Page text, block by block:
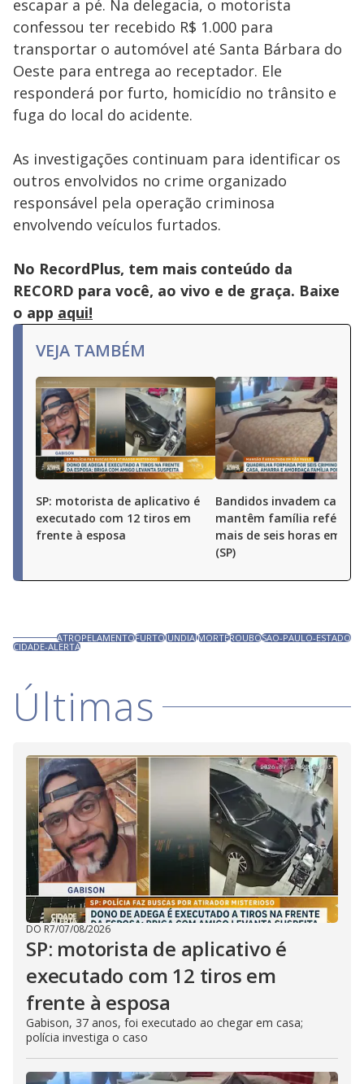
escapar a pé. Na delegacia, o motorista
confessou ter recebido R$ 1.000 para
transportar o automóvel até Santa Bárbara do
Oeste para entrega ao receptador. Ele
responderá por furto, homicídio no trânsito e
fuga do local do acidente.
As investigações continuam para identificar os
outros envolvidos no crime organizado
responsável pela operação criminosa
envolvendo veículos furtados.
No RecordPlus, tem mais conteúdo da
RECORD para você, ao vivo e de graça. Baixe
o app aqui!
VEJA TAMBÉM
SP: motorista de aplicativo é
executado com 12 tiros em
frente à esposa
Bandidos invadem casa e
mantêm família refém
mais de seis horas em
(SP)
ATROPELAMENTOFURTOJUNDIAÍMORTEROUBOSAO-PAULO-ESTADO
CIDADE-ALERTA
Últimas
DO R7/07/08/2026
SP: motorista de aplicativo é
executado com 12 tiros em
frente à esposa
Gabison, 37 anos, foi executado ao chegar em casa;
polícia investiga o caso